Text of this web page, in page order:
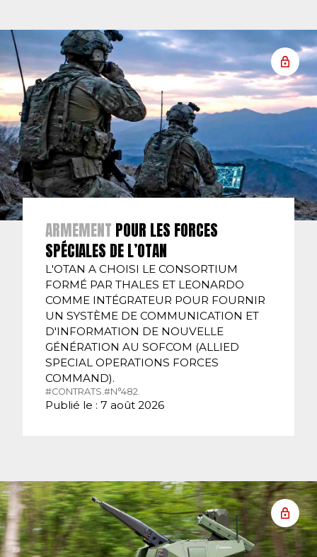
ARMEMENT POUR LES FORCES
SPÉCIALES DE L’OTAN
L'OTAN A CHOISI LE CONSORTIUM
FORMÉ PAR THALES ET LEONARDO
COMME INTÉGRATEUR POUR FOURNIR
UN SYSTÈME DE COMMUNICATION ET
D'INFORMATION DE NOUVELLE
GÉNÉRATION AU SOFCOM (ALLIED
SPECIAL OPERATIONS FORCES
COMMAND).
#CONTRATS. #N°482.
Publié le : 7 août 2026